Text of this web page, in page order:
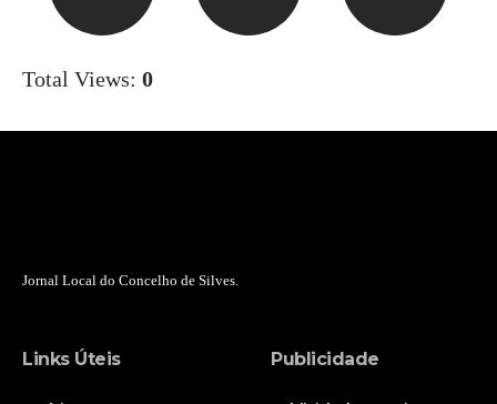
Total Views: 0
Jornal Local do Concelho de Silves.
Links Úteis Publicidade